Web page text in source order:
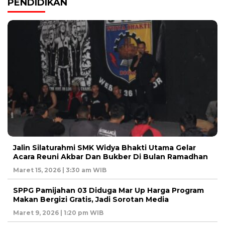
PENDIDIKAN
Jalin Silaturahmi SMK Widya Bhakti Utama Gelar
Acara Reuni Akbar Dan Bukber Di Bulan Ramadhan
Maret 15, 2026 | 3:30 am WIB
SPPG Pamijahan 03 Diduga Mar Up Harga Program
Makan Bergizi Gratis, Jadi Sorotan Media
Maret 9, 2026 | 1:20 pm WIB